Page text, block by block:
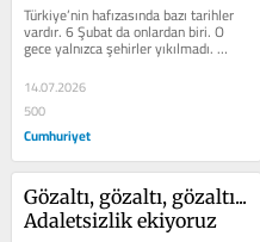
Türkiye’nin hafızasında bazı tarihler
vardır. 6 Şubat da onlardan biri. O
gece yalnızca şehirler yıkılmadı.
İnsanların devlete,...
14.07.2026
500
Cumhuriyet
Gözaltı, gözaltı, gözaltı...
Adaletsizlik ekiyoruz